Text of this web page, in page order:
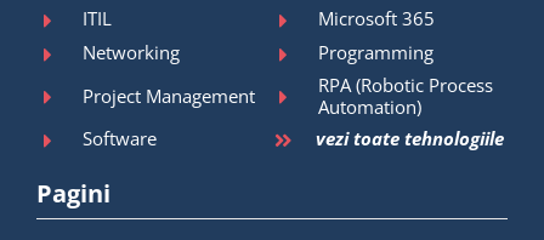
ITIL
Microsoft 365
Networking
Programming
Project Management
RPA (Robotic Process
Automation)
Software
vezi toate tehnologiile
Pagini